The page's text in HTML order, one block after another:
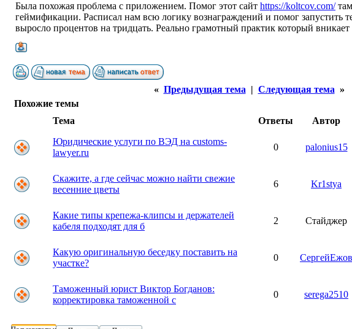
Была похожая проблема с приложением. Помог этот сайт https://koltcov.com/
геймификации. Расписал нам всю логику вознаграждений и помог запустить
выросло процентов на тридцать. Реально грамотный практик который вникает
« Предыдущая тема | Следующая тема »
Похожие темы
Тема
Ответы Автор
Юридические услуги по ВЭД на customs-
lawyer.ru
0 palonius15
Скажите, а где сейчас можно найти свежие
весенние цветы
6 Kr1stya
Какие типы крепежа-клипсы и держателей
кабеля подходят для б
2 Стайджер
Какую оригинальную беседку поставить на
участке?
0 СергейЕжов
Таможенный юрист Виктор Богданов:
корректировка таможенной с
0 serega2510